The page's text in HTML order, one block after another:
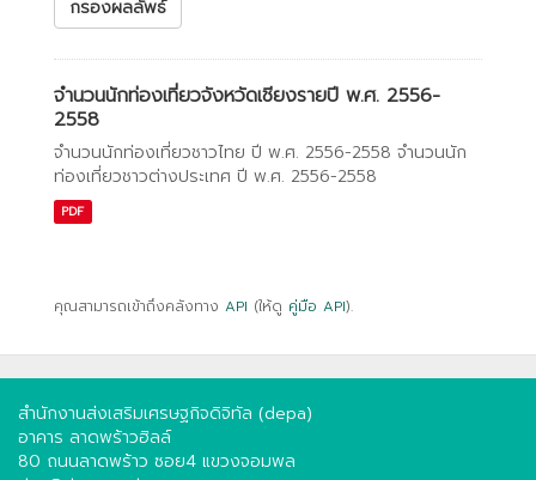
กรองผลลัพธ์
จำนวนนักท่องเที่ยวจังหวัดเชียงรายปี พ.ศ. 2556-
2558
จำนวนนักท่องเที่ยวชาวไทย ปี พ.ศ. 2556-2558 จำนวนนัก
ท่องเที่ยวชาวต่างประเทศ ปี พ.ศ. 2556-2558
PDF
คุณสามารถเข้าถึงคลังทาง API (ให้ดู คู่มือ API).
สำนักงานส่งเสริมเศรษฐกิจดิจิทัล (depa)
อาคาร ลาดพร้าวฮิลล์
80 ถนนลาดพร้าว ซอย4 แขวงจอมพล